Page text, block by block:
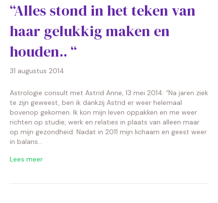
“Alles stond in het teken van
haar gelukkig maken en
houden.. “
31 augustus 2014
Astrologie consult met Astrid Anne, 13 mei 2014: “Na jaren ziek
te zijn geweest, ben ik dankzij Astrid er weer helemaal
bovenop gekomen. Ik kon mijn leven oppakken en me weer
richten op studie, werk en relaties in plaats van alleen maar
op mijn gezondheid. Nadat in 2011 mijn lichaam en geest weer
in balans…
Lees meer